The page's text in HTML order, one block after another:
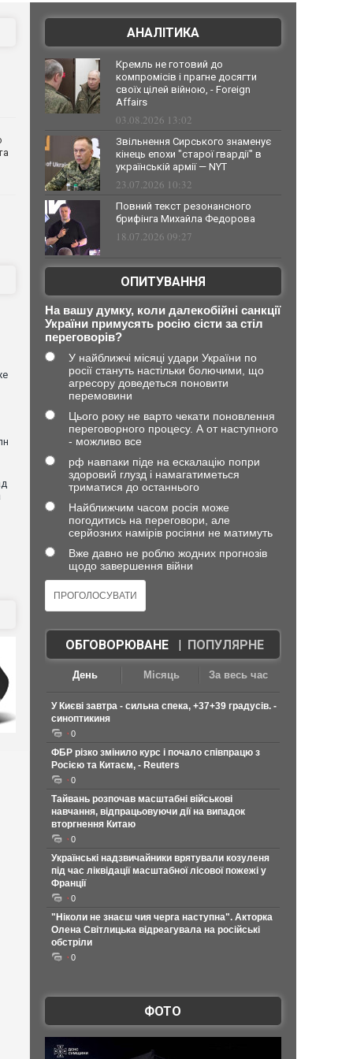
АНАЛІТИКА
Кремль не готовий до
компромісів і прагне досягти
своїх цілей війною, - Foreign
Affairs
03.08.2026 13:02
Звільнення Сирського знаменує
кінець епохи "старої гвардії" в
українській армії — NYT
23.07.2026 10:32
Повний текст резонансного
брифінга Михайла Федорова
18.07.2026 09:27
ОПИТУВАННЯ
На вашу думку, коли далекобійні санкції
України примусять росію сісти за стіл
переговорів?
У найближчі місяці удари України по
росії стануть настільки болючими, що
агресору доведеться поновити
перемовини
Цього року не варто чекати поновлення
переговорного процесу. А от наступного
- можливо все
рф навпаки піде на ескалацію попри
здоровий глузд і намагатиметься
триматися до останнього
Найближчим часом росія може
погодитись на переговори, але
серйозних намірів росіяни не матимуть
Вже давно не роблю жодних прогнозів
щодо завершення війни
ОБГОВОРЮВАНЕ| ПОПУЛЯРНЕ
День Місяць За весь час
У Києві завтра - сильна спека, +37+39 градусів. -
синоптикиня
0
ФБР різко змінило курс і почало співпрацю з
Росією та Китаєм, - Reuters
0
Тайвань розпочав масштабні військові
навчання, відпрацьовуючи дії на випадок
вторгнення Китаю
0
Українські надзвичайники врятували козуленя
під час ліквідації масштабної лісової пожежі у
Франції
0
"Ніколи не знаєш чия черга наступна". Акторка
Олена Світлицька відреагувала на російські
обстріли
0
ФОТО